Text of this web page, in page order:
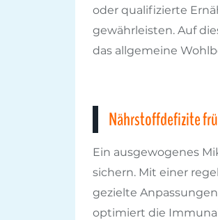
oder qualifizierte
gewährleisten. Auf
das allgemeine
Nährstoffdefizite
Ein ausgewogenes
sichern. Mit einer
gezielte
optimiert die